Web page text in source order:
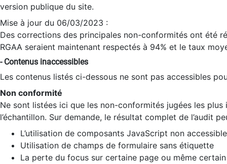
version publique du site.
Mise à jour du 06/03/2023 :
Des corrections des principales non-conformités ont été
RGAA seraient maintenant respectés à 94% et le taux
- Contenus inaccessibles
Les contenus listés ci-dessous ne sont pas accessibles
Non conformité
Ne sont listées ici que les non-conformités jugées les
l’échantillon. Sur demande, le résultat complet de l’audit
L’utilisation de composants JavaScript non
Utilisation de champs de formulaire sans étiquette
La perte du focus sur certaine page ou même